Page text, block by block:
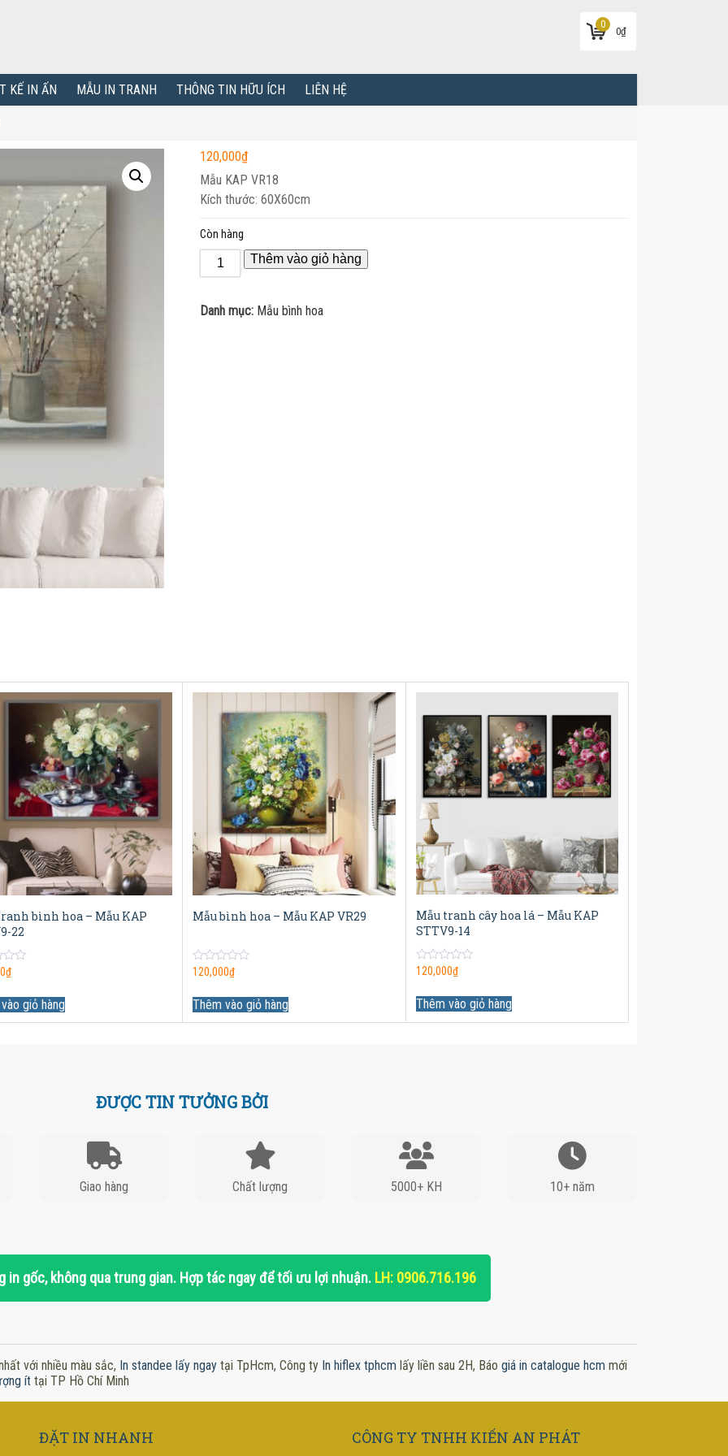
0
0₫
KẾ IN ẤN MẪU IN TRANH THÔNG TIN HỮU ÍCH LIÊN HỆ
120,000₫
Mẫu KAP VR18
Kích thước: 60X60cm
Còn hàng
Thêm vào giỏ hàng
Danh mục: Mẫu bình hoa
bình hoa – Mẫu KAP
22
₫
giỏ hàng
Mẫu bình hoa – Mẫu KAP VR29
0
5
120,000₫
Thêm vào giỏ hàng
Mẫu tranh cây hoa lá – Mẫu KAP
STTV9-14
0
5
120,000₫
Thêm vào giỏ hàng
ĐƯỢC TIN TƯỞNG BỞI
Giao hàng Chất lượng 5000+ KH 10+ năm
in gốc, không qua trung gian. Hợp tác ngay để tối ưu lợi nhuận. LH: 0906.716.196
với nhiều màu sắc, In standee lấy ngay tại TpHcm, Công ty In hiflex tphcm lấy liền sau 2H, Báo giá in catalogue hcm mới
ít tại TP Hồ Chí Minh
ĐẶT IN NHANH CÔNG TY TNHH KIẾN AN PHÁT